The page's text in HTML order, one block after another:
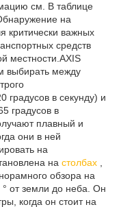
см. В таблице
на
критически важных
средств
местности.AXIS
выбирать между
градусов в секунду) и
градусов в
плавный и
они в ней
на
на столбах ,
обзора на
от земли до неба. Он
когда он стоит на